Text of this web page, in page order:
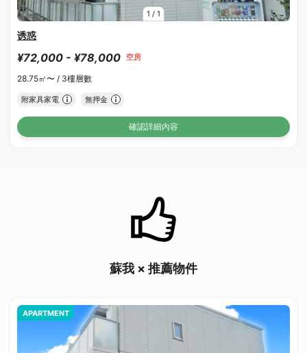
1 / 1
诱惑
¥72,000 - ¥78,000 空房
28.75㎡〜 / 3樓層數
附家具家電 無押金
確認詳細內容
蘇我 × 推薦物件
APARTMENT